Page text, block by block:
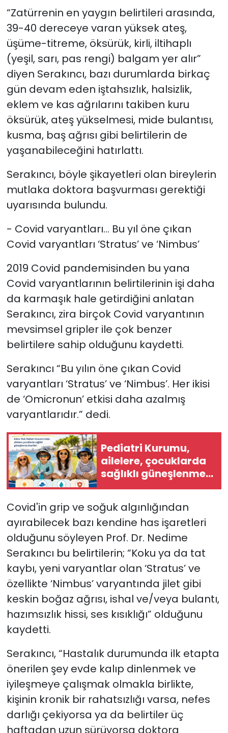
“Zatürrenin en yaygın belirtileri arasında,
39-40 dereceye varan yüksek ateş,
üşüme-titreme, öksürük, kirli, iltihaplı
(yeşil, sarı, pas rengi) balgam yer alır”
diyen Serakıncı, bazı durumlarda birkaç
gün devam eden iştahsızlık, halsizlik,
eklem ve kas ağrılarını takiben kuru
öksürük, ateş yükselmesi, mide bulantısı,
kusma, baş ağrısı gibi belirtilerin de
yaşanabileceğini hatırlattı.
Serakıncı, böyle şikayetleri olan bireylerin
mutlaka doktora başvurması gerektiği
uyarısında bulundu.
- Covid varyantları… Bu yıl öne çıkan
Covid varyantları ‘Stratus’ ve ‘Nimbus’
2019 Covid pandemisinden bu yana
Covid varyantlarının belirtilerinin işi daha
da karmaşık hale getirdiğini anlatan
Serakıncı, zira birçok Covid varyantının
mevsimsel gripler ile çok benzer
belirtilere sahip olduğunu kaydetti.
Serakıncı “Bu yılın öne çıkan Covid
varyantları ‘Stratus’ ve ‘Nimbus’. Her ikisi
de ‘Omicronun’ etkisi daha azalmış
varyantlarıdır.” dedi.
Pediatri Kurumu,
ailelere, çocuklarda
sağlıklı güneşlenme
önerilerinde bulundu
Covid'in grip ve soğuk algınlığından
ayırabilecek bazı kendine has işaretleri
olduğunu söyleyen Prof. Dr. Nedime
Serakıncı bu belirtilerin; “Koku ya da tat
kaybı, yeni varyantlar olan ‘Stratus’ ve
özellikte ‘Nimbus’ varyantında jilet gibi
keskin boğaz ağrısı, ishal ve/veya bulantı,
hazımsızlık hissi, ses kısıklığı” olduğunu
kaydetti.
Serakıncı, “Hastalık durumunda ilk etapta
önerilen şey evde kalıp dinlenmek ve
iyileşmeye çalışmak olmakla birlikte,
kişinin kronik bir rahatsızlığı varsa, nefes
darlığı çekiyorsa ya da belirtiler üç
haftadan uzun sürüyorsa doktora